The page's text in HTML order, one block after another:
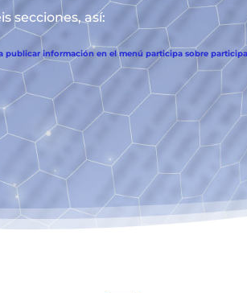
secciones, así:
información en el menú participa sobre